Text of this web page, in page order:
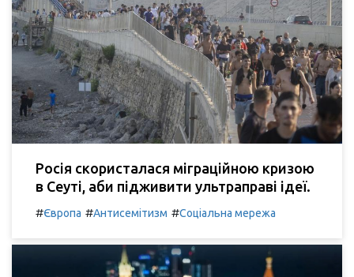
Росія скористалася міграційною кризою
в Сеуті, аби підживити ультраправі ідеї.
#Європа #Антисемітизм #Соціальна мережа